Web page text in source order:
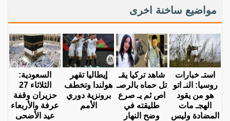
مواضيع ساخنة اخرى
استـ خبارات
روسيا: النـ اتو
هو من يقود
الهجـ مات
المضادة وليس
شاهد تركيا يقـ
تل حماه بالرصـ
اص ثم يـ صرع
طليقته في
وضح النهار
إيطاليا تقهر
هولندا وتخطف
برونزية دوري
الأمم
السعودية:
الثلاثاء 27
حزيران وقفة
عرفة والأربعاء
عيد الأضحى